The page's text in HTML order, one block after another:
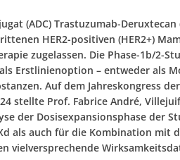
(ADC) Trastuzumab-Deruxtecan
HER2-positiven (HER2+)
zugelassen. Die Phase-1b/2-
Erstlinienoption – entweder als
Auf dem Jahreskongress
stellte Prof. Fabrice André,
der Dosisexpansionsphase der
als auch für die Kombination mit
vielversprechende